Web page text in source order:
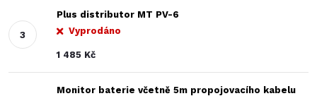
Plus distributor MT PV-6
Vyprodáno
1 485 Kč
Monitor baterie včetně 5m propojovacího kabelu